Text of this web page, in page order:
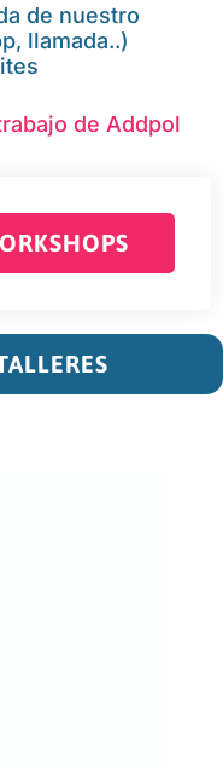
de nuestro
llamada..)
de Addpol